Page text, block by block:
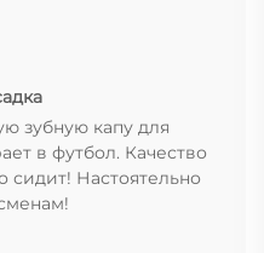
зубную капу для
в футбол. Качество
сидит! Настоятельно